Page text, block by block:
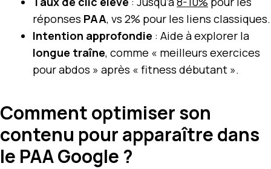
réponses PAA, vs 2% pour les liens classiques.
Intention approfondie : Aide à explorer la
longue traîne, comme « meilleurs exercices
pour abdos » après « fitness débutant ».
Comment optimiser son
contenu pour apparaître dans
le PAA Google ?